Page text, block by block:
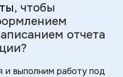
, чтобы
отчета
и выполним работу под